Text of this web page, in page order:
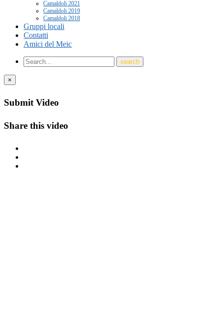
Camaldoli 2021
Camaldoli 2019
Camaldoli 2018
Gruppi locali
Contatti
Amici del Meic
×
Submit Video
Share this video